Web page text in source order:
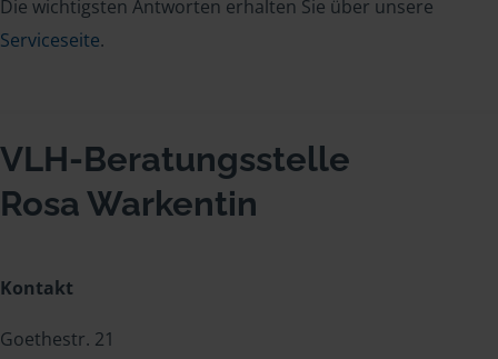
Die wichtigsten Antworten erhalten Sie über unsere
Serviceseite.
VLH-Beratungsstelle
Rosa Warkentin
Kontakt
Goethestr. 21